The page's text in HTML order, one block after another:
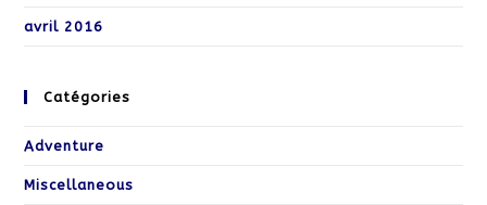
avril 2016
Catégories
Adventure
Miscellaneous